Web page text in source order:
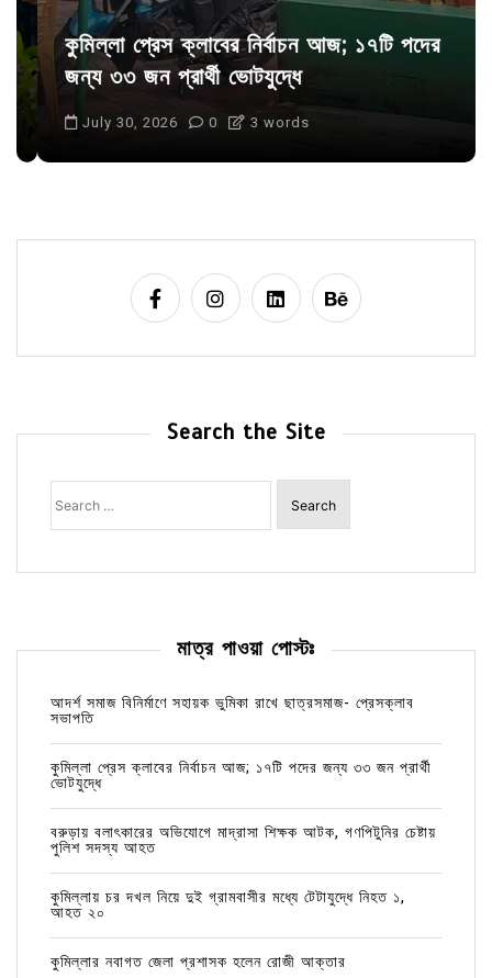
কুমিল্লা প্রেস ক্লাবের নির্বাচন আজ; ১৭টি পদের
জন্য ৩৩ জন প্রার্থী ভোটযুদ্ধে
July 30, 2026 0 3 words
Search the Site
Search
for:
মাত্র পাওয়া পোস্টঃ
আদর্শ সমাজ বিনির্মাণে সহায়ক ভুমিকা রাখে ছাত্রসমাজ- প্রেসক্লাব
সভাপতি
কুমিল্লা প্রেস ক্লাবের নির্বাচন আজ; ১৭টি পদের জন্য ৩৩ জন প্রার্থী
ভোটযুদ্ধে
বরুড়ায় বলাৎকারের অভিযোগে মাদ্রাসা শিক্ষক আটক, গণপিটুনির চেষ্টায়
পুলিশ সদস্য আহত
কুমিল্লায় চর দখল নিয়ে দুই গ্রামবাসীর মধ্যে টেটাযুদ্ধে নিহত ১,
আহত ২০
কুমিল্লার নবাগত জেলা প্রশাসক হলেন রোজী আক্তার